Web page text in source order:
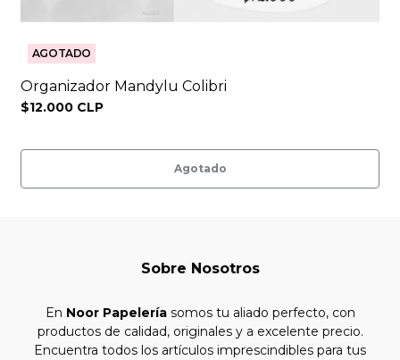
AGOTADO
Organizador Mandylu Colibri
$12.000 CLP
Agotado
Sobre Nosotros
En Noor Papeleríasomos tu aliado perfecto, con
productos de calidad, originales y a excelente precio.
Encuentra todos los artículos imprescindibles para tus